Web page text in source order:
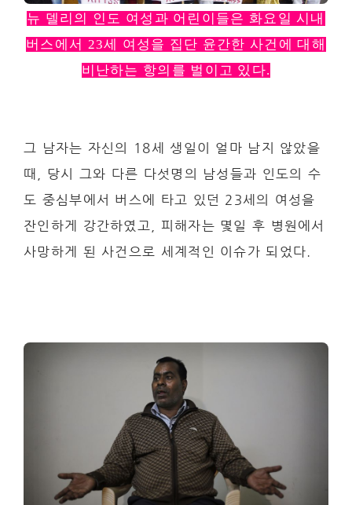
뉴 델리의 인도 여성과 어린이들은 화요일 시내
버스에서 23세 여성을 집단 윤간한 사건에 대해
비난하는 항의를 벌이고 있다.
그 남자는 자신의 18세 생일이 얼마 남지 않았을
때, 당시 그와 다른 다섯명의 남성들과 인도의 수
도 중심부에서 버스에 타고 있던 23세의 여성을
잔인하게 강간하였고, 피해자는 몇일 후 병원에서
사망하게 된 사건으로 세계적인 이슈가 되었다.